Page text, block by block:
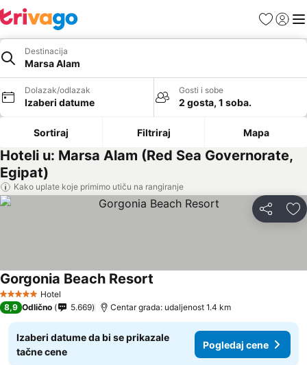
FavoritiPrijavi
Destinacija
Marsa Alam
Dolazak/odlazak
Izaberi datume
Gosti i sobe
2 gosta, 1 soba.
Sortiraj Filtriraj Mapa
Hoteli u: Marsa Alam (Red Sea Governorate,
Egipat)
Kako uplate koje primimo utiču na rangiranje
Deli
5 ZvezdiceHotel
Gorgonia Beach Resort
8,9 Odlično 5.669 Centar grada: udaljenost 1.4 km
Izaberi datume da bi se prikazale
tačne cene
Pogledaj cene